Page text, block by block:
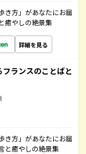
き方」があなたにお届
癒やしの絶景集
詳細を見る
ランスのことばと
き方」があなたにお届
と癒やしの絶景集